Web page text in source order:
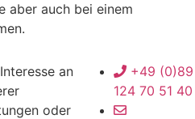
aber auch bei einem
an
oder
+49 (0)89
124 70 51 40